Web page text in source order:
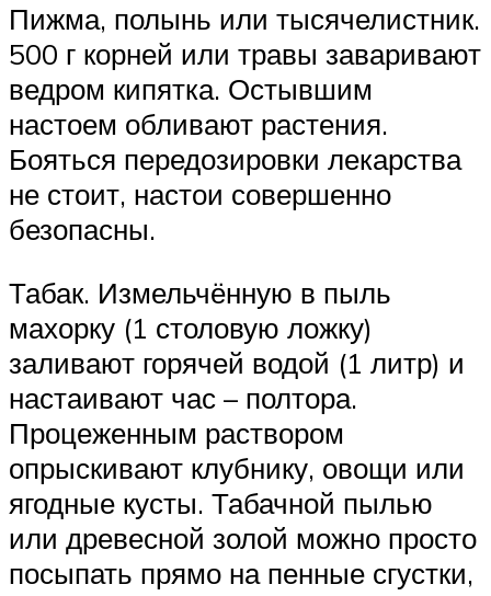
Пижма, полынь или тысячелистник.
500 г корней или травы заваривают
ведром кипятка. Остывшим
настоем обливают растения.
Бояться передозировки лекарства
не стоит, настои совершенно
безопасны.
Табак. Измельчённую в пыль
махорку (1 столовую ложку)
заливают горячей водой (1 литр) и
настаивают час – полтора.
Процеженным раствором
опрыскивают клубнику, овощи или
ягодные кусты. Табачной пылью
или древесной золой можно просто
посыпать прямо на пенные сгустки,